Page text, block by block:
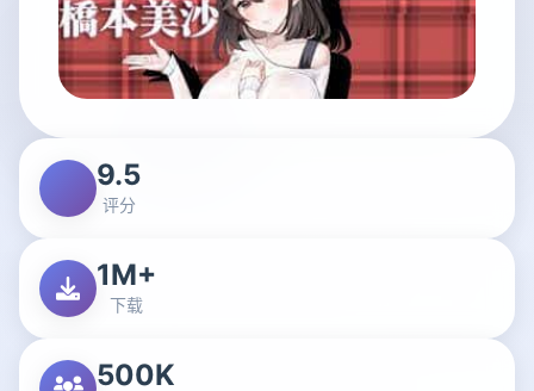
9.5
评分
1M+
下载
500K